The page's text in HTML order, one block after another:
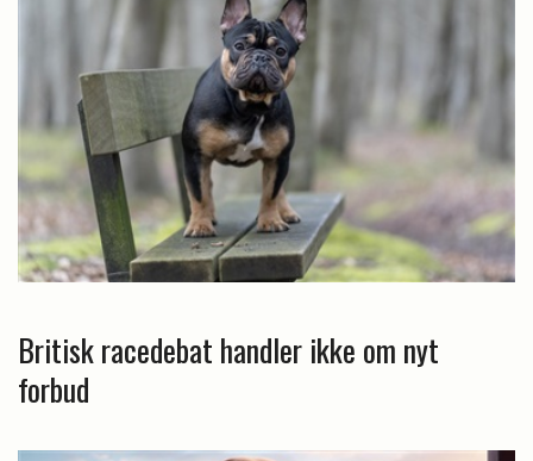
Britisk racedebat handler ikke om nyt
forbud